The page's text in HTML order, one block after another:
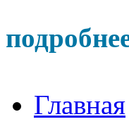
Главная